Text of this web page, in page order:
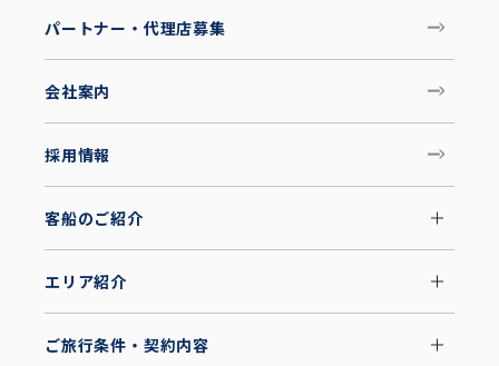
パートナー・代理店募集
会社案内
採用情報
客船のご紹介
エリア紹介
ご旅行条件・契約内容